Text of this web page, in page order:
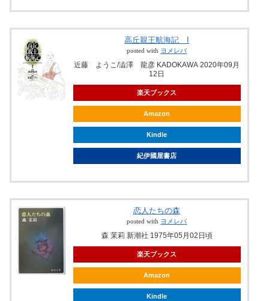
高丘親王航海記 I
posted with ヨメレバ
近藤 ようこ/澁澤 龍彦 KADOKAWA 2020年09月
12日
楽天ブックス
Amazon
Kindle
紀伊國屋書店
恋人たちの森
posted with ヨメレバ
森 茉莉 新潮社 1975年05月02日頃
楽天ブックス
Amazon
Kindle